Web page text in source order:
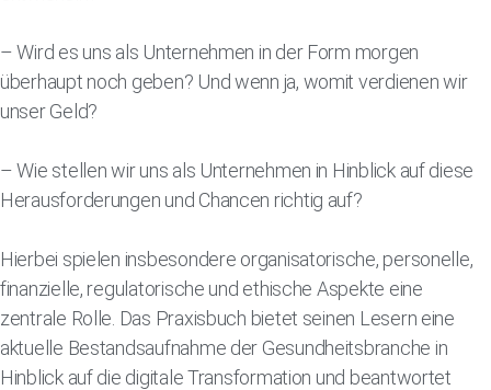
– Wird es uns als Unternehmen in der Form morgen
überhaupt noch geben? Und wenn ja, womit verdienen wir
unser Geld?
– Wie stellen wir uns als Unternehmen in Hinblick auf diese
Herausforderungen und Chancen richtig auf?
Hierbei spielen insbesondere organisatorische, personelle,
finanzielle, regulatorische und ethische Aspekte eine
zentrale Rolle. Das Praxisbuch bietet seinen Lesern eine
aktuelle Bestandsaufnahme der Gesundheitsbranche in
Hinblick auf die digitale Transformation und beantwortet